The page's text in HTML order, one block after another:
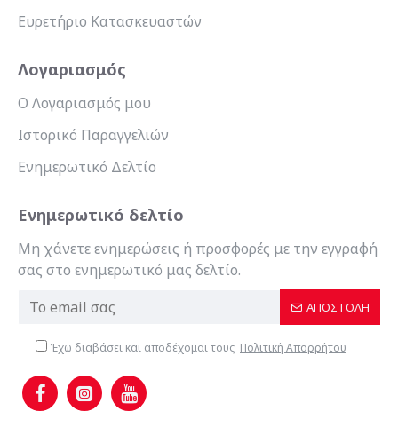
Ευρετήριο Κατασκευαστών
Λογαριασμός
Ο Λογαριασμός μου
Ιστορικό Παραγγελιών
Ενημερωτικό Δελτίο
Ενημερωτικό δελτίο
Μη χάνετε ενημερώσεις ή προσφορές με την εγγραφή
σας στο ενημερωτικό μας δελτίο.
ΑΠΟΣΤΟΛΉ
Έχω διαβάσει και αποδέχομαι τους Πολιτική Απορρήτου